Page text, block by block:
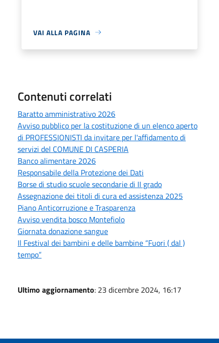
VAI ALLA PAGINA
Contenuti correlati
Baratto amministrativo 2026
Avviso pubblico per la costituzione di un elenco aperto
di PROFESSIONISTI da invitare per l'affidamento di
servizi del COMUNE DI CASPERIA
Banco alimentare 2026
Responsabile della Protezione dei Dati
Borse di studio scuole secondarie di II grado
Assegnazione dei titoli di cura ed assistenza 2025
Piano Anticorruzione e Trasparenza
Avviso vendita bosco Montefiolo
Giornata donazione sangue
Il Festival dei bambini e delle bambine “Fuori ( dal )
tempo”
Ultimo aggiornamento: 23 dicembre 2024, 16:17